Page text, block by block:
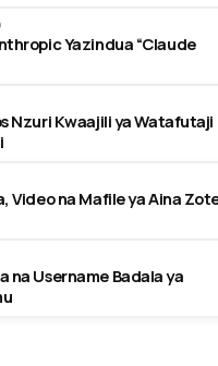
Yazindua “Claude
Nzuri Kwaajili ya Watafutaji
Video na Mafile ya Aina
na Username Badala ya